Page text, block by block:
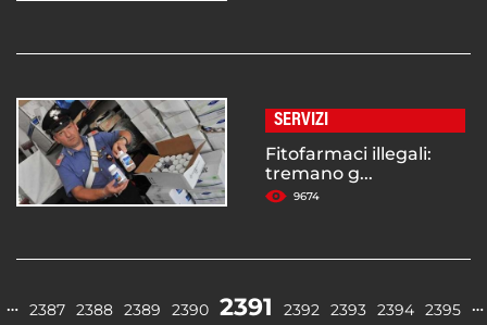
SERVIZI
Fitofarmaci illegali:
tremano g...
9674
… 2387 2388 2389 2390 2391 2392 2393 2394 2395 …